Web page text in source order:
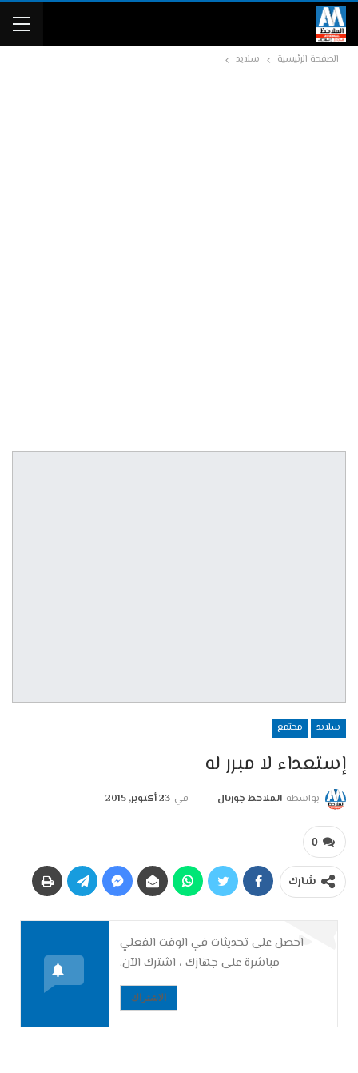
الصفحة الرئيسية سلايد
سلايد مجتمع
إستعداء لا مبرر له
بواسطة الملاحظ جورنال في 23 أكتوبر, 2015
0
شارك
احصل على تحديثات في الوقت الفعلي
مباشرة على جهازك ، اشترك الآن.
الاشتراك